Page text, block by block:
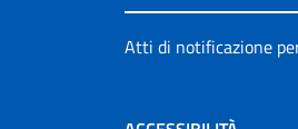
Atti di notificazione